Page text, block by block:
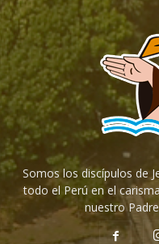
Somos los discípulos de
todo el Perú en el
nuestro